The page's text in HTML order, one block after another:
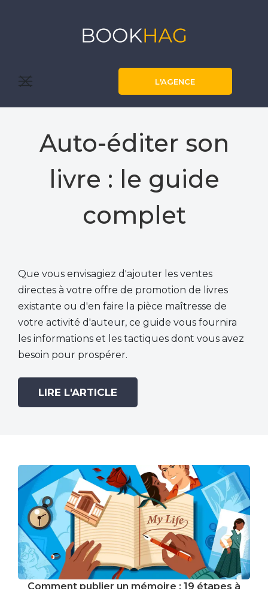
L'AGENCE
Auto-éditer son
livre : le guide
complet
Que vous envisagiez d'ajouter les ventes
directes à votre offre de promotion de livres
existante ou d'en faire la pièce maîtresse de
votre activité d'auteur, ce guide vous fournira
les informations et les tactiques dont vous avez
besoin pour prospérer.
LIRE L'ARTICLE
Comment publier un mémoire : 19 étapes à